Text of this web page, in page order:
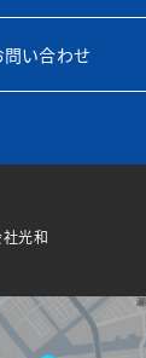
問い合わせ
光和